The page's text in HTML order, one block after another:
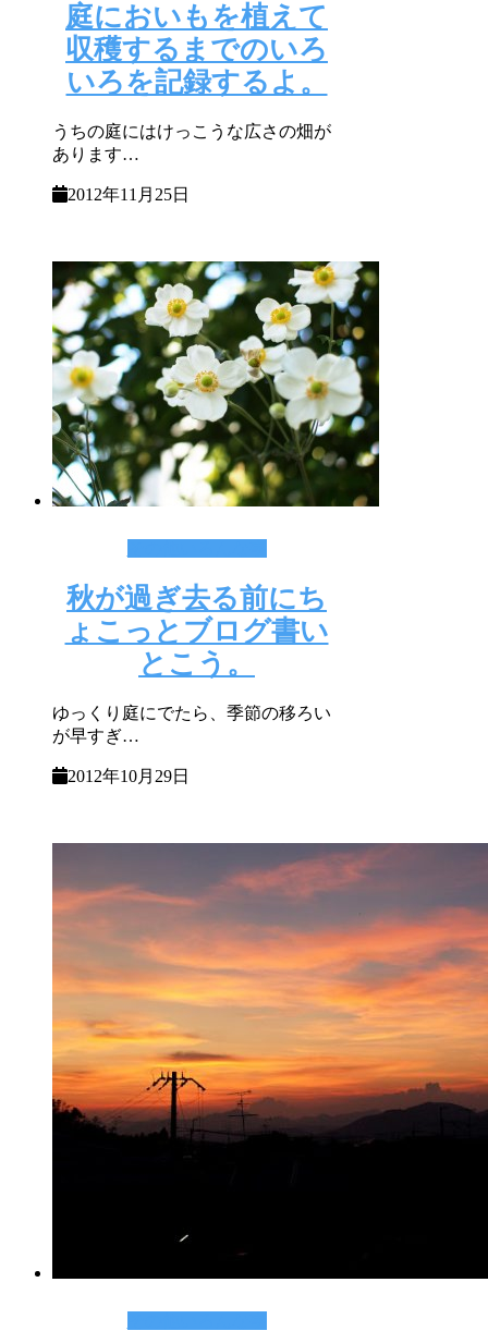
庭においもを植えて
収穫するまでのいろ
いろを記録するよ。
うちの庭にはけっこうな広さの畑が
あります…
2012年11月25日
秋が過ぎ去る前にち
ょこっとブログ書い
とこう。
ゆっくり庭にでたら、季節の移ろい
が早すぎ…
2012年10月29日